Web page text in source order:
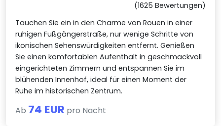
(1625 Bewertungen)
Tauchen Sie ein in den Charme von Rouen in einer
ruhigen Fußgängerstraße, nur wenige Schritte von
ikonischen Sehenswürdigkeiten entfernt. Genießen
Sie einen komfortablen Aufenthalt in geschmackvoll
eingerichteten Zimmern und entspannen Sie im
blühenden Innenhof, ideal für einen Moment der
Ruhe im historischen Zentrum.
Ab 74 EUR pro Nacht